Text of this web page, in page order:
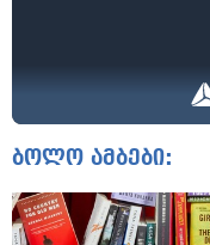
ბოლო ამბები: